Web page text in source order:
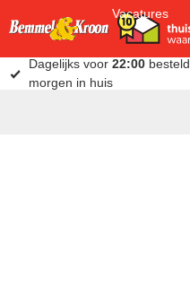
Vacatures
Dagelijks voor22:00 besteld,
morgen in huis